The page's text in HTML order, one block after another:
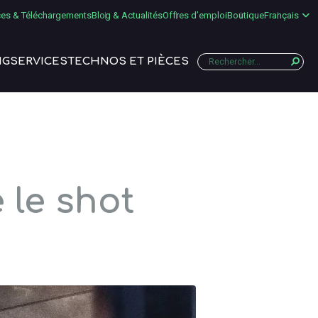
& TéléchargementsBlog & ActualitésOffres d’emploiBoutiqueFrançais
SERVICESTECHNOS ET PIÈCES
le shot